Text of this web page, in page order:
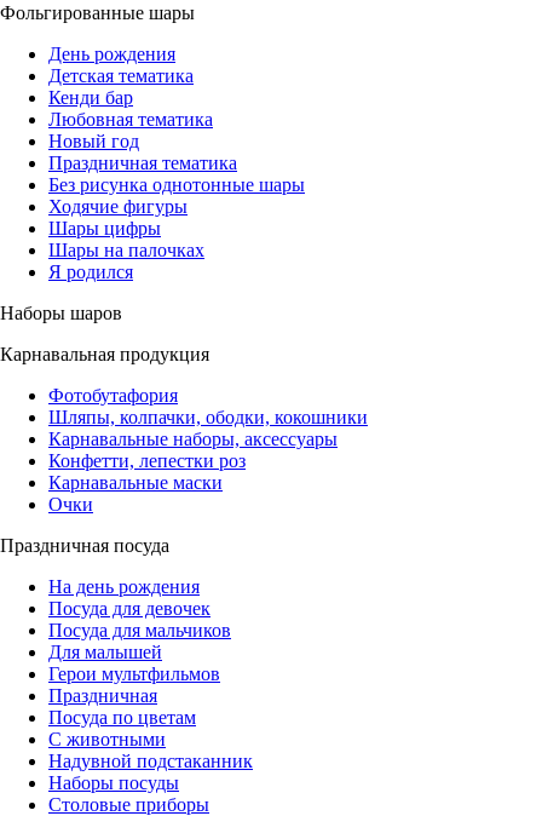
Фольгированные шары
День рождения
Детская тематика
Кенди бар
Любовная тематика
Новый год
Праздничная тематика
Без рисунка однотонные шары
Ходячие фигуры
Шары цифры
Шары на палочках
Я родился
Наборы шаров
Карнавальная продукция
Фотобутафория
Шляпы, колпачки, ободки, кокошники
Карнавальные наборы, аксессуары
Конфетти, лепестки роз
Карнавальные маски
Очки
Праздничная посуда
На день рождения
Посуда для девочек
Посуда для мальчиков
Для малышей
Герои мультфильмов
Праздничная
Посуда по цветам
С животными
Надувной подстаканник
Наборы посуды
Столовые приборы